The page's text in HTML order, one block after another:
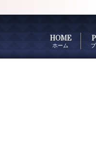
HOME
ホーム